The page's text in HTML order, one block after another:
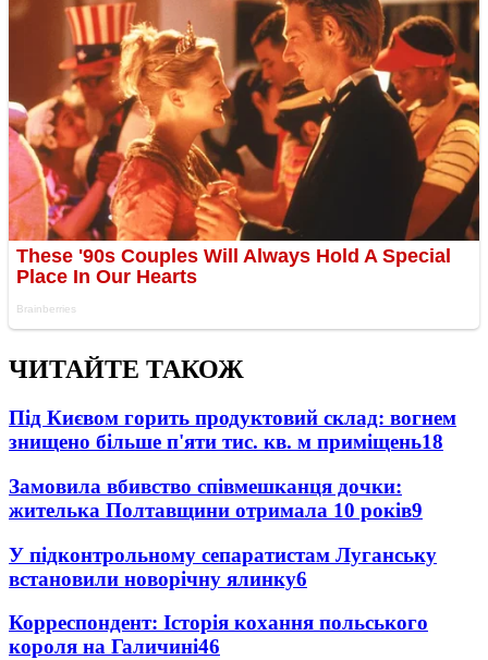
ЧИТАЙТЕ ТАКОЖ
Під Києвом горить продуктовий склад: вогнем
знищено більше п'яти тис. кв. м приміщень18
Замовила вбивство співмешканця дочки:
жителька Полтавщини отримала 10 років9
У підконтрольному сепаратистам Луганську
встановили новорічну ялинку6
Корреспондент: Історія кохання польського
короля на Галичині46